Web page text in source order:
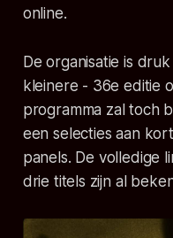
online.
De organisatie is
kleinere - 36e editie
programma zal toch
een selecties aan
panels. De volledige
drie titels zijn al